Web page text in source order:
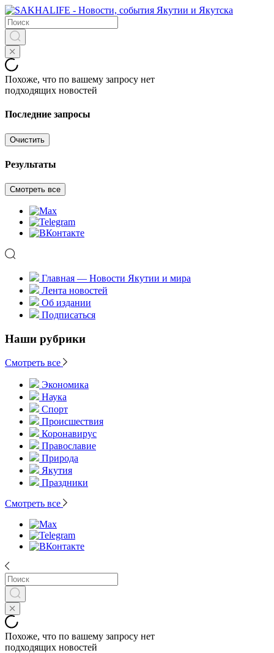
Похоже, что по вашему запросу нет
подходящих новостей
Последние запросы
Очистить
Результаты
Смотреть все
Главная — Новости Якутии и мира
Лента новостей
Об издании
Подписаться
Наши рубрики
Смотреть все
Экономика
Наука
Спорт
Происшествия
Коронавирус
Православие
Природа
Якутия
Праздники
Смотреть все
Похоже, что по вашему запросу нет
подходящих новостей